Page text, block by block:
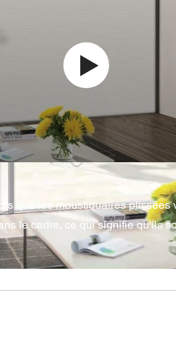
que les moustiquaires plissées
le cadre, ce qui signifie qu'ils